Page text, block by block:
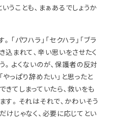
うことも、まぁあるでしょうか
「パワハラ」「セクハラ」「ブラ
込まれて、辛い思いをさせたく
。よくないのが、保護者の反対
っぱり辞めたい」と思ったと
きてしまっていたら、救いをも
す。それはそれで、かわいそう
けじゃなく、必要に応じてとい